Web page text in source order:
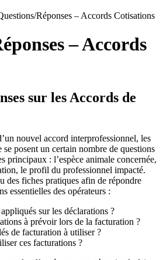
Réponses – Accords Cotisations
– Accords
sur les Accords de
nouvel accord interprofessionnel, les
posent un certain nombre de questions
principaux : l’espèce animale concernée,
le profil du professionnel impacté.
fiches pratiques afin de répondre
essentielles des opérateurs :
sur les déclarations ?
à prévoir lors de la facturation ?
de facturation à utiliser ?
ces facturations ?